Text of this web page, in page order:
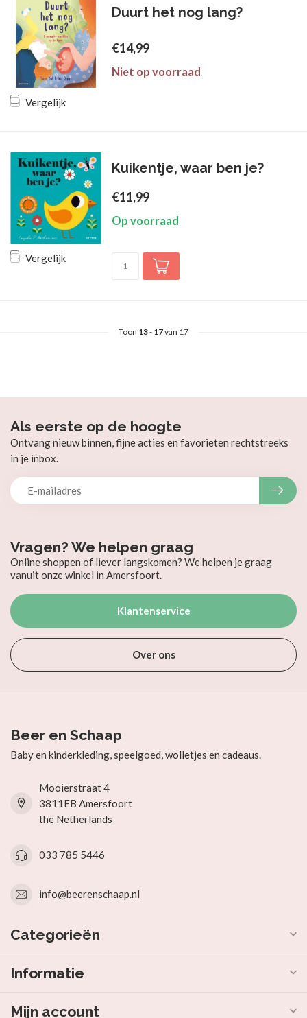
Vergelijk
Duurt het nog lang?
€14,99
Niet op voorraad
Vergelijk
Kuikentje, waar ben je?
€11,99
Op voorraad
Toon 13- 17van 17
Vragen? We helpen graag
Online shoppen of liever langskomen? We helpen je graag
vanuit onze winkel in Amersfoort.
Klantenservice
Over ons
Als eerste op de hoogte
Ontvang nieuw binnen, fijne acties en favorieten rechtstreeks
in je inbox.
Beer en Schaap
Baby en kinderkleding, speelgoed, wolletjes en cadeaus.
Mooierstraat 4
3811EB Amersfoort
the Netherlands
033 785 5446
info@beerenschaap.nl
Categorieën
Informatie
Mijn account